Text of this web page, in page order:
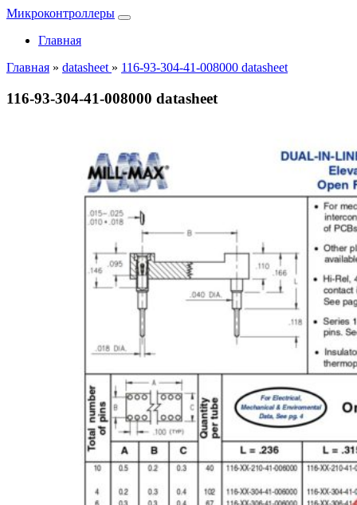
Микроконтроллеры
Главная
Главная » datasheet » 116-93-304-41-008000 datasheet
116-93-304-41-008000 datasheet